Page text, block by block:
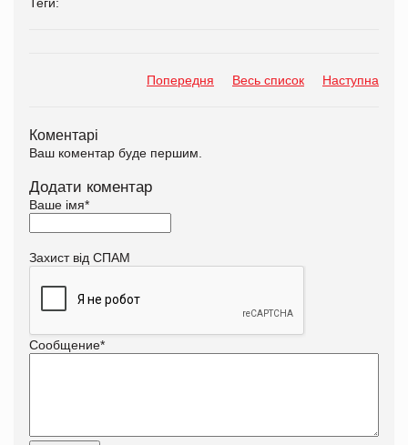
Попередня Весь список Наступна
Коментарі
Ваш коментар буде першим.
Додати коментар
Ваше імя*
Захист від СПАМ
Сообщение*